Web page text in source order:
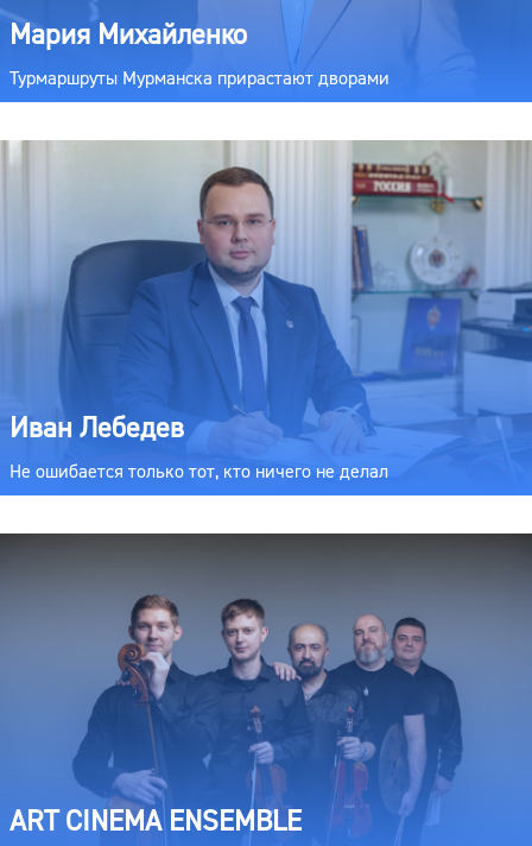
Мария Михайленко
Турмаршруты Мурманска прирастают дворами
Иван Лебедев
Не ошибается только тот, кто ничего не делал
ART CINEMA ENSEMBLE